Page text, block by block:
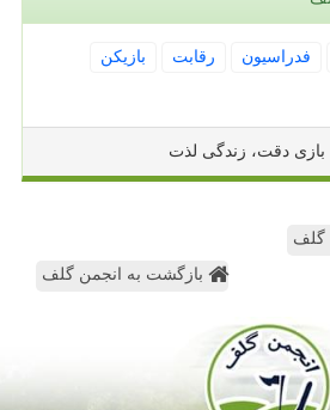
فدراسیون رقابت
بازیكن
دقت، زندگی لذت
گلف
بازگشت به انجمن گلف